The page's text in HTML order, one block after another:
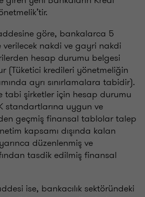
göre, bankalarca 5
verilecek nakdi ve gayri nakdi
hesap durumu belgesi
(Tüketici kredileri yönetmeliğin
ayrı sınırlamalara tabidir).
tabi şirketler için hesap durumu
standartlarına uygun ve
geçmiş finansal tablolar talep
kapsamı dışında kalan
düzenlenmiş ve
tasdik edilmiş finansal
ise, bankacılık sektöründeki